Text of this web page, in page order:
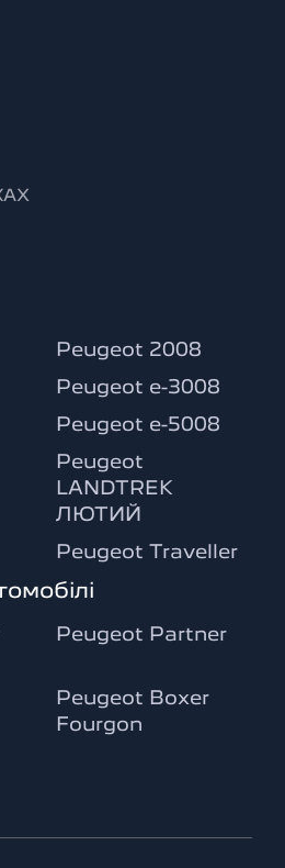
Peugeot 2008
Peugeot e-3008
Peugeot e-5008
Peugeot
LANDTREK
ЛЮТИЙ
Peugeot Traveller
Peugeot Partner
Peugeot Boxer
Fourgon